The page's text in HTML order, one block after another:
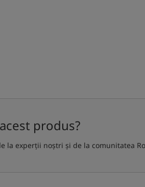
produs?
la experții noștri și de la comunitatea